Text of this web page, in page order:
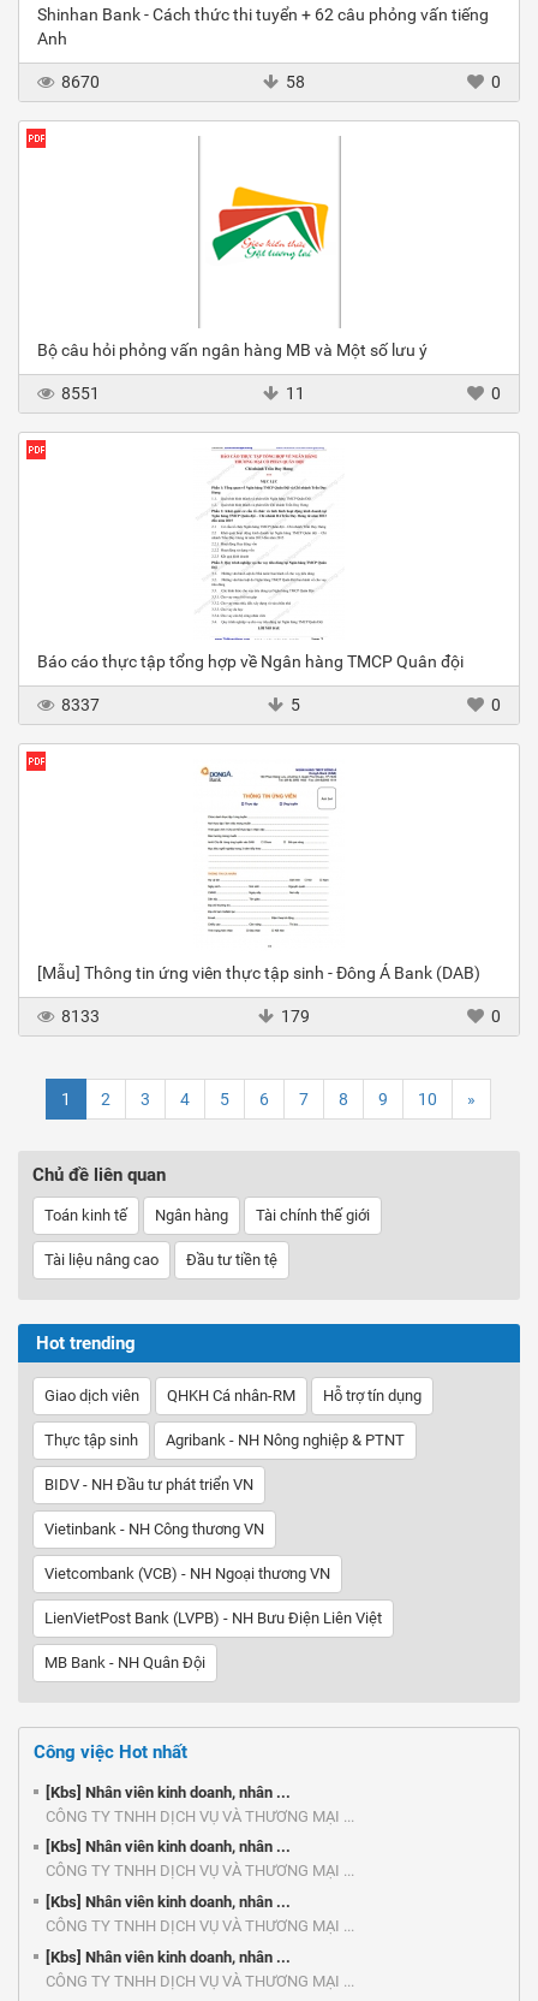
Shinhan Bank - Cách thức thi tuyển + 62 câu phỏng vấn tiếng
Anh
8670 58 0
Bộ câu hỏi phỏng vấn ngân hàng MB và Một số lưu ý
8551 11 0
Báo cáo thực tập tổng hợp về Ngân hàng TMCP Quân đội
8337 5 0
[Mẫu] Thông tin ứng viên thực tập sinh - Đông Á Bank (DAB)
8133 179 0
1 2 3 4 5 6 7 8 9 10 »
Chủ đề liên quan
Toán kinh tế Ngân hàng Tài chính thế giới
Tài liệu nâng cao Đầu tư tiền tệ
Hot trending
Giao dịch viên QHKH Cá nhân-RM Hỗ trợ tín dụng
Thực tập sinh Agribank - NH Nông nghiệp & PTNT
BIDV - NH Đầu tư phát triển VN
Vietinbank - NH Công thương VN
Vietcombank (VCB) - NH Ngoại thương VN
LienVietPost Bank (LVPB) - NH Bưu Điện Liên Việt
MB Bank - NH Quân Đội
Công việc Hot nhất
[Kbs] Nhân viên kinh doanh, nhân ...
CÔNG TY TNHH DỊCH VỤ VÀ THƯƠNG MẠI ...
[Kbs] Nhân viên kinh doanh, nhân ...
CÔNG TY TNHH DỊCH VỤ VÀ THƯƠNG MẠI ...
[Kbs] Nhân viên kinh doanh, nhân ...
CÔNG TY TNHH DỊCH VỤ VÀ THƯƠNG MẠI ...
[Kbs] Nhân viên kinh doanh, nhân ...
CÔNG TY TNHH DỊCH VỤ VÀ THƯƠNG MẠI ...